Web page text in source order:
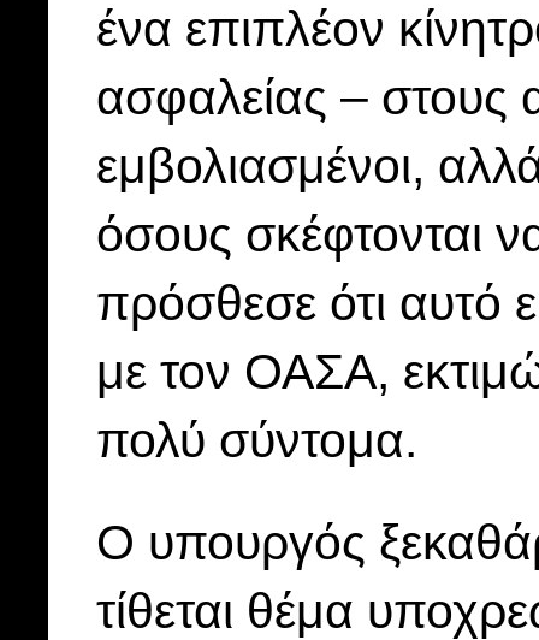
ένα επιπλέον
ασφαλείας – στους
εμβολιασμένοι,
όσους σκέφτονται
πρόσθεσε ότι αυτό
με τον ΟΑΣΑ,
πολύ σύντομα.
Ο υπουργός
τίθεται θέμα